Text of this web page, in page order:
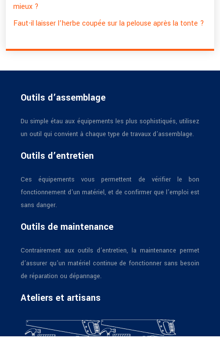
mieux ?
Faut-il laisser l’herbe coupée sur la pelouse après la tonte ?
Outils d’assemblage
Du simple étau aux équipements les plus sophistiqués, utilisez
un outil qui convient à chaque type de travaux d’assemblage.
Outils d’entretien
Ces équipements vous permettent de vérifier le bon
fonctionnement d’un matériel, et de confirmer que l’emploi est
sans danger.
Outils de maintenance
Contrairement aux outils d’entretien, la maintenance permet
d’assurer qu’un matériel continue de fonctionner sans besoin
de réparation ou dépannage.
Ateliers et artisans